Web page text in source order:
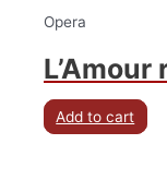
Opera
Add to cart